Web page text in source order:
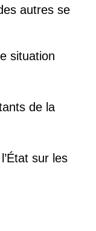
autres se
situation
de la
sur les